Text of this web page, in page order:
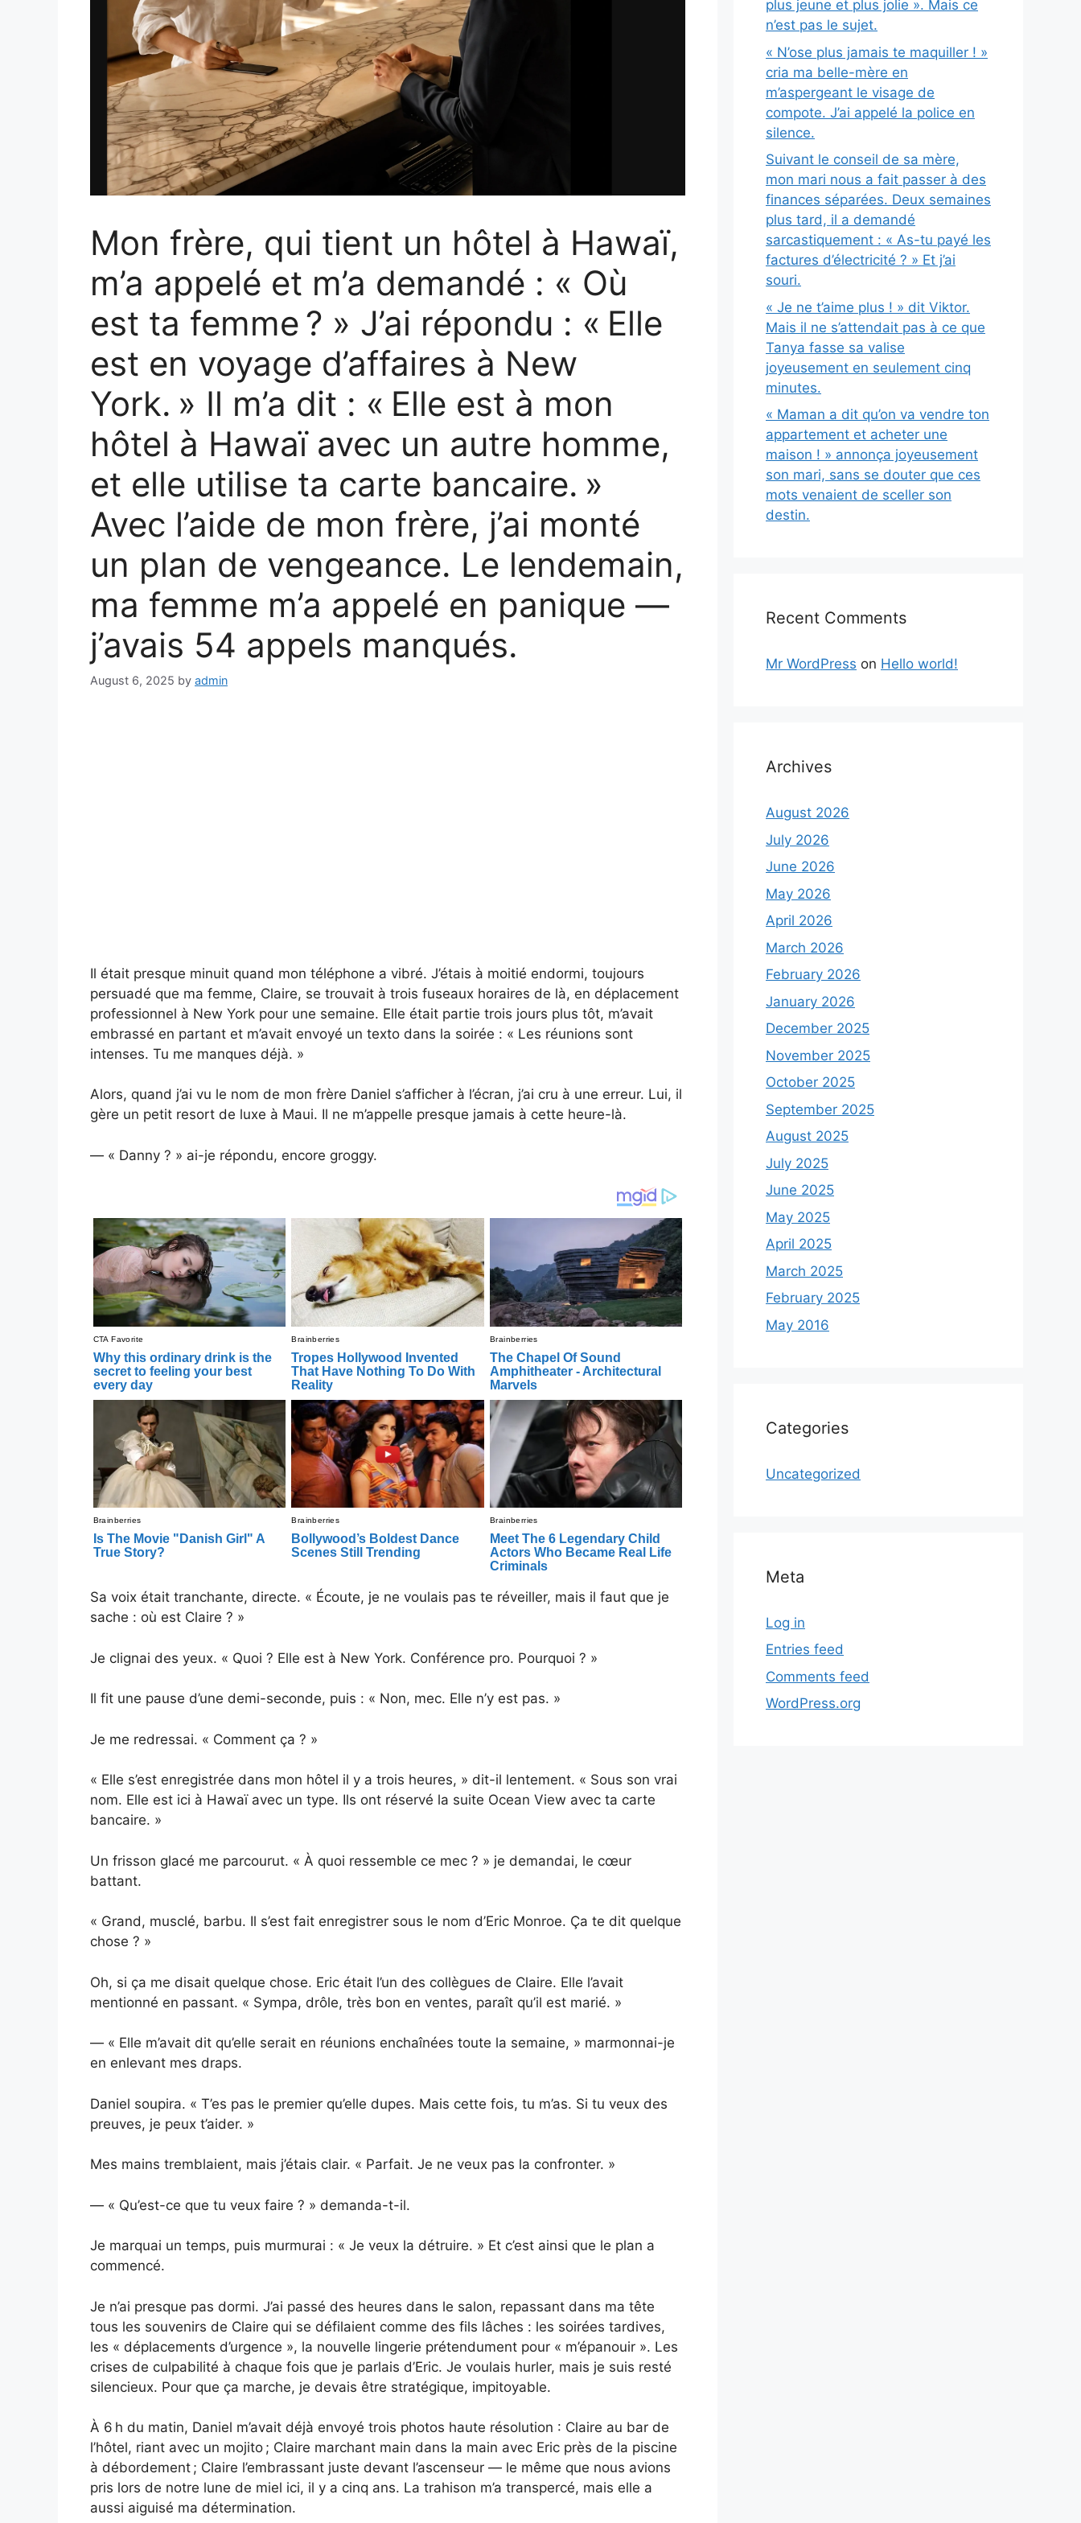
Mon frère, qui tient un hôtel à Hawaï,
m’a appelé et m’a demandé : « Où
est ta femme ? » J’ai répondu : « Elle
est en voyage d’affaires à New
York. » Il m’a dit : « Elle est à mon
hôtel à Hawaï avec un autre homme,
et elle utilise ta carte bancaire. »
Avec l’aide de mon frère, j’ai monté
un plan de vengeance. Le lendemain,
ma femme m’a appelé en panique —
j’avais 54 appels manqués.
August 6, 2025 by admin
Il était presque minuit quand mon téléphone a vibré. J’étais à moitié endormi, toujours
persuadé que ma femme, Claire, se trouvait à trois fuseaux horaires de là, en déplacement
professionnel à New York pour une semaine. Elle était partie trois jours plus tôt, m’avait
embrassé en partant et m’avait envoyé un texto dans la soirée : « Les réunions sont
intenses. Tu me manques déjà. »
Alors, quand j’ai vu le nom de mon frère Daniel s’afficher à l’écran, j’ai cru à une erreur. Lui, il
gère un petit resort de luxe à Maui. Il ne m’appelle presque jamais à cette heure-là.
— « Danny ? » ai-je répondu, encore groggy.
Sa voix était tranchante, directe. « Écoute, je ne voulais pas te réveiller, mais il faut que je
sache : où est Claire ? »
Je clignai des yeux. « Quoi ? Elle est à New York. Conférence pro. Pourquoi ? »
Il fit une pause d’une demi-seconde, puis : « Non, mec. Elle n’y est pas. »
Je me redressai. « Comment ça ? »
« Elle s’est enregistrée dans mon hôtel il y a trois heures, » dit-il lentement. « Sous son vrai
nom. Elle est ici à Hawaï avec un type. Ils ont réservé la suite Ocean View avec ta carte
bancaire. »
Un frisson glacé me parcourut. « À quoi ressemble ce mec ? » je demandai, le cœur
battant.
« Grand, musclé, barbu. Il s’est fait enregistrer sous le nom d’Eric Monroe. Ça te dit quelque
chose ? »
Oh, si ça me disait quelque chose. Eric était l’un des collègues de Claire. Elle l’avait
mentionné en passant. « Sympa, drôle, très bon en ventes, paraît qu’il est marié. »
— « Elle m’avait dit qu’elle serait en réunions enchaînées toute la semaine, » marmonnai-je
en enlevant mes draps.
Daniel soupira. « T’es pas le premier qu’elle dupes. Mais cette fois, tu m’as. Si tu veux des
preuves, je peux t’aider. »
Mes mains tremblaient, mais j’étais clair. « Parfait. Je ne veux pas la confronter. »
— « Qu’est-ce que tu veux faire ? » demanda-t-il.
Je marquai un temps, puis murmurai : « Je veux la détruire. » Et c’est ainsi que le plan a
commencé.
Je n’ai presque pas dormi. J’ai passé des heures dans le salon, repassant dans ma tête
tous les souvenirs de Claire qui se défilaient comme des fils lâches : les soirées tardives,
les « déplacements d’urgence », la nouvelle lingerie prétendument pour « m’épanouir ». Les
crises de culpabilité à chaque fois que je parlais d’Eric. Je voulais hurler, mais je suis resté
silencieux. Pour que ça marche, je devais être stratégique, impitoyable.
À 6 h du matin, Daniel m’avait déjà envoyé trois photos haute résolution : Claire au bar de
l’hôtel, riant avec un mojito ; Claire marchant main dans la main avec Eric près de la piscine
à débordement ; Claire l’embrassant juste devant l’ascenseur — le même que nous avions
pris lors de notre lune de miel ici, il y a cinq ans. La trahison m’a transpercé, mais elle a
aussi aiguisé ma détermination.
plus jeune et plus jolie ». Mais ce
n’est pas le sujet.
« N’ose plus jamais te maquiller ! »
cria ma belle-mère en
m’aspergeant le visage de
compote. J’ai appelé la police en
silence.
Suivant le conseil de sa mère,
mon mari nous a fait passer à des
finances séparées. Deux semaines
plus tard, il a demandé
sarcastiquement : « As-tu payé les
factures d’électricité ? » Et j’ai
souri.
« Je ne t’aime plus ! » dit Viktor.
Mais il ne s’attendait pas à ce que
Tanya fasse sa valise
joyeusement en seulement cinq
minutes.
« Maman a dit qu’on va vendre ton
appartement et acheter une
maison ! » annonça joyeusement
son mari, sans se douter que ces
mots venaient de sceller son
destin.
Recent Comments
Mr WordPress on Hello world!
Archives
August 2026
July 2026
June 2026
May 2026
April 2026
March 2026
February 2026
January 2026
December 2025
November 2025
October 2025
September 2025
August 2025
July 2025
June 2025
May 2025
April 2025
March 2025
February 2025
May 2016
Categories
Uncategorized
Meta
Log in
Entries feed
Comments feed
WordPress.org